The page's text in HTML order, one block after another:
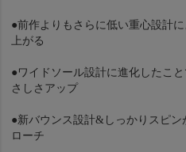
●前作よりもさらに低い重心設計
上がる
●ワイドソール設計に進化したこ
さしさアップ
●新バウンス設計&しっかりスピ
ローチ